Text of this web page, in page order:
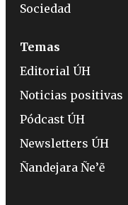
Sociedad
Temas
Editorial ÚH
Noticias positivas
Pódcast ÚH
Newsletters ÚH
Ñandejara Ñe’ẽ